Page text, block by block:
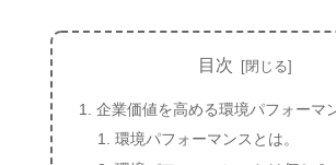
目次
企業価値を高める環境パフォーマ
環境パフォーマンスとは。